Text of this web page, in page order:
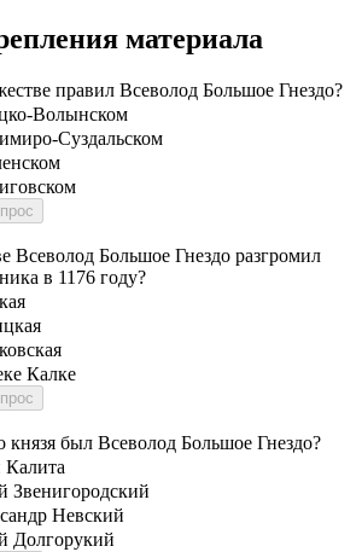
материала
правил Всеволод Большое Гнездо?
Волынском
Суздальском
Всеволод Большое Гнездо разгромил
в 1176 году?
Калке
князя был Всеволод Большое Гнездо?
Звенигородский
Невский
Долгорукий